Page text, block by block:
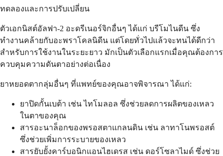
ทดลองและการปรับเปลี่ยน
ตัวเอกนิสต์อัลฟา-2 อะดรีเนอร์จิกอื่นๆ ได้แก่ บรีโมไนดีน ซึ่ง
ทำงานคล้ายกับอะพราโคลนิดีน แต่โดยทั่วไปแล้วจะทนได้ดีกว่า
สำหรับการใช้งานในระยะยาว มักเป็นตัวเลือกแรกเมื่อคุณต้องการ
ควบคุมความดันตาอย่างต่อเนื่อง
ยาหยอดตากลุ่มอื่นๆ ที่แพทย์ของคุณอาจพิจารณา ได้แก่:
ยาปิดกั้นเบต้า เช่น ไทโมลอล ซึ่งช่วยลดการผลิตของเหลว
ในตาของคุณ
สารอะนาล็อกของพรอสตาแกลนดิน เช่น ลาทาโนพรอสต์
ซึ่งช่วยเพิ่มการระบายของเหลว
สารยับยั้งคาร์บอนิกแอนไฮเดรส เช่น ดอร์โซลาไมด์ ซึ่งช่วย